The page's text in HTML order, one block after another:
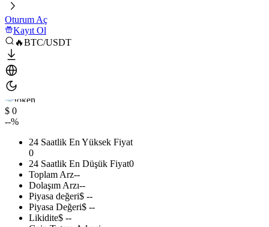
Oturum Aç
Kayıt Ol
🔥BTC/USDT
$ 0
--%
24 Saatlik En Yüksek Fiyat
0
24 Saatlik En Düşük Fiyat0
Toplam Arz--
Dolaşım Arzı--
Piyasa değeri$ --
Piyasa Değeri$ --
Likidite$ --